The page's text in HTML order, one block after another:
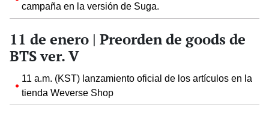
campaña en la versión de Suga.
11 de enero | Preorden de goods de
BTS ver. V
11 a.m. (KST) lanzamiento oficial de los artículos en la
tienda Weverse Shop